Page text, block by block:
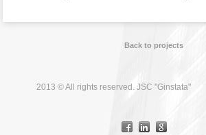
Back to projects
2013 © All rights reserved. JSC "Ginstata"